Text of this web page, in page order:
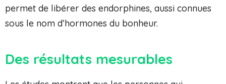
permet de libérer des endorphines, aussi connues
sous le nom d’hormones du bonheur.
Des résultats mesurables